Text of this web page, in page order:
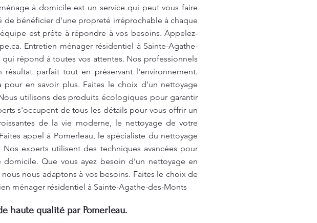
à domicile est un service qui peut vous faire
de bénéficier d'une propreté irréprochable à chaque
est prête à répondre à vos besoins. Appelez-
. Entretien ménager résidentiel à Sainte-Agathe-
répond à toutes vos attentes. Nos professionnels
parfait tout en préservant l'environnement.
pour en savoir plus. Faites le choix d’un nettoyage
utilisons des produits écologiques pour garantir
s'occupent de tous les détails pour vous offrir un
de la vie moderne, le nettoyage de votre
appel à Pomerleau, le spécialiste du nettoyage
experts utilisent des techniques avancées pour
Que vous ayez besoin d’un nettoyage en
nous adaptons à vos besoins. Faites le choix de
ménager résidentiel à Sainte-Agathe-des-Monts
haute qualité par Pomerleau.